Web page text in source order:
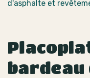
d'asphalte et